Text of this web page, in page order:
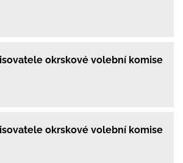
okrskové volební komise
okrskové volební komise